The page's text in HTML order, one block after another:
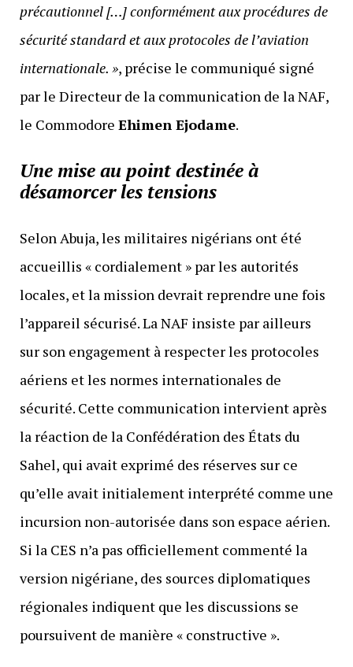
précautionnel […] conformément aux procédures de
sécurité standard et aux protocoles de l’aviation
internationale. », précise le communiqué signé
par le Directeur de la communication de la NAF,
le Commodore Ehimen Ejodame.
Une mise au point destinée à
désamorcer les tensions
Selon Abuja, les militaires nigérians ont été
accueillis « cordialement » par les autorités
locales, et la mission devrait reprendre une fois
l’appareil sécurisé. La NAF insiste par ailleurs
sur son engagement à respecter les protocoles
aériens et les normes internationales de
sécurité. Cette communication intervient après
la réaction de la Confédération des États du
Sahel, qui avait exprimé des réserves sur ce
qu’elle avait initialement interprété comme une
incursion non-autorisée dans son espace aérien.
Si la CES n’a pas officiellement commenté la
version nigériane, des sources diplomatiques
régionales indiquent que les discussions se
poursuivent de manière « constructive ».